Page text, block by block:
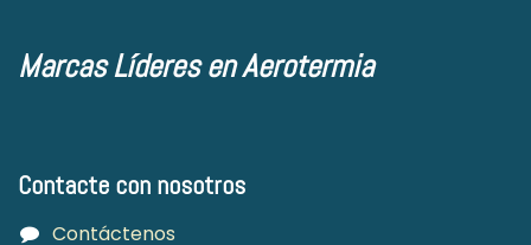
Marcas Líderes en Aerotermia
Contacte con nosotros
Contáctenos